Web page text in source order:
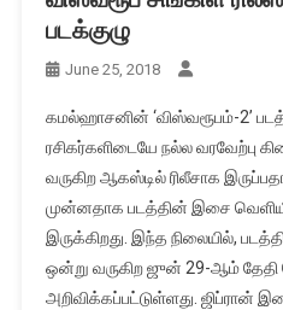
படக்குழு
June 25, 2018
கமல்ஹாசனின் ‘விஸ்வரூபம்-2’
ரசிகர்களிடையே நல்ல வரவேற்பு
வருகிற ஆகஸ்டில் ரிலீசாக
முன்னதாக படத்தின் இசை
இருக்கிறது. இந்த நிலையில்,
ஒன்று வருகிற ஜுன் 29-ஆம் தேதி
அறிவிக்கப்பட்டுள்ளது. ஜிப்ரான்